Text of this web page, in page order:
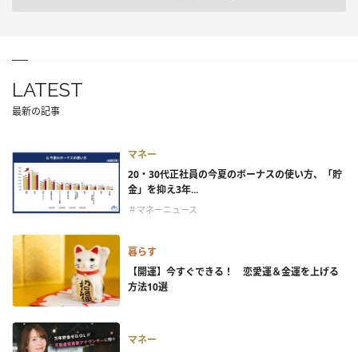
LATEST
最新の記事
マネー
20・30代正社員の今夏のボーナスの使い方、「貯
金」を抑え3年...
＃マネーニュース
暮らす
【開運】今すぐできる！ 恋愛運＆金運を上げる
方法10選
マネー